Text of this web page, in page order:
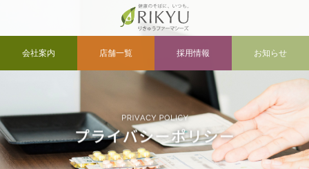
会社案内 店舗一覧 採用情報 お知らせ